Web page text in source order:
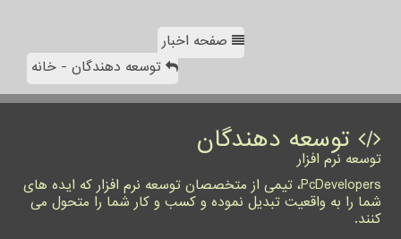
صفحه اخبار
توسعه دهندگان - خانه
توسعه دهندگان
توسعه نرم افزار
PcDevelopers، تیمی از متخصصان توسعه نرم افزار که ایده های
شما را به واقعیت تبدیل نموده و کسب و کار شما را متحول می
کنند.